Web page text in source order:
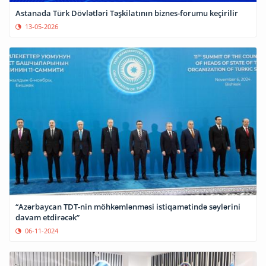
Astanada Türk Dövlətləri Təşkilatının biznes-forumu keçirilir
13-05-2026
“Azərbaycan TDT-nin möhkəmlənməsi istiqamətində səylərini
davam etdirəcək”
06-11-2024